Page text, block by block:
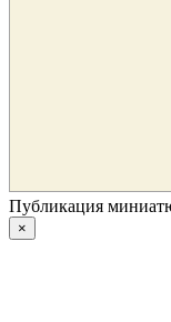
Публикация
×